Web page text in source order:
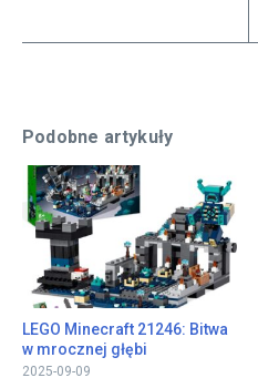
Podobne artykuły
LEGO Minecraft 21246: Bitwa
w mrocznej głębi
2025-09-09